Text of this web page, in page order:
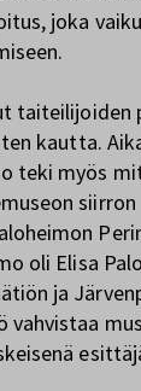
joka
taiteilijoiden
kautta.
teki myös
siirron
oli Elisa
ja